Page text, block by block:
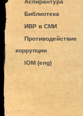
Аспирантура
Библиотека
ИВР в СМИ
Противодействие
коррупции
IOM (eng)